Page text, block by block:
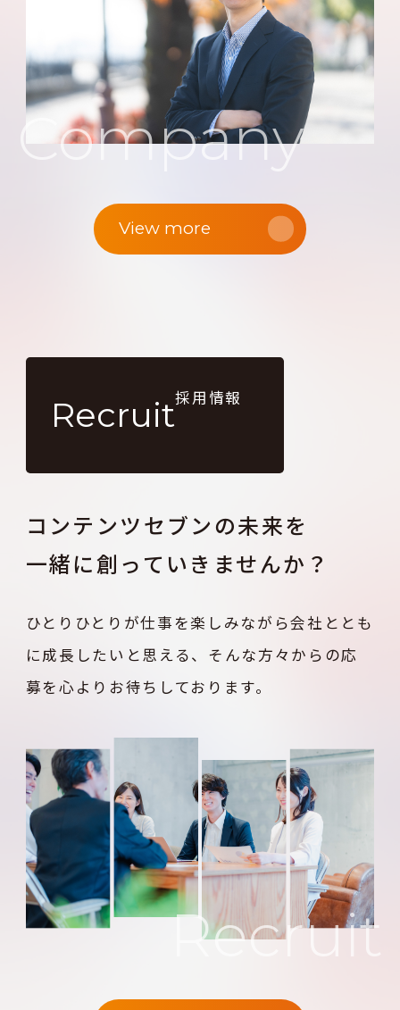
View more
Company
Recruit採用情報
コンテンツセブンの未来を
一緒に創っていきませんか？
ひとりひとりが仕事を楽しみながら会社ととも
に成長したいと思える、 そんな方々からの応
募を心よりお待ちしております。
Recruit